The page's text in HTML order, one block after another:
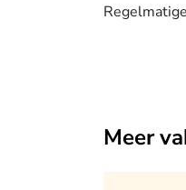
Meer